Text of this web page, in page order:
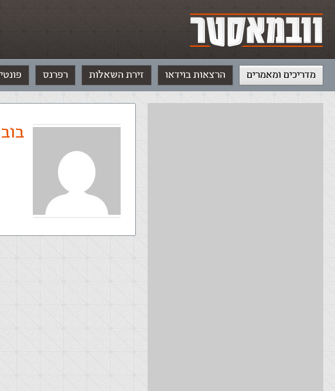
מדריכים ומאמרים הרצאות בוידאו זירת השאלות רפרנס